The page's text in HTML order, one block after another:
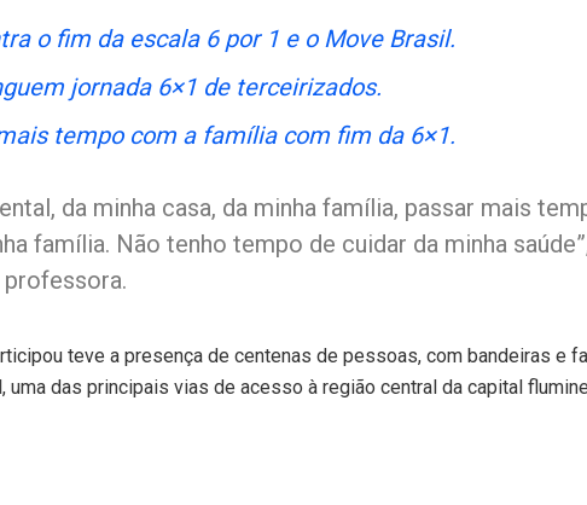
o fim da escala 6 por 1 e o Move Brasil.
jornada 6×1 de terceirizados.
tempo com a família com fim da 6×1.
da minha casa, da minha família, passar mais
família. Não tenho tempo de cuidar da minha
teve a presença de centenas de pessoas, com bandeiras e
das principais vias de acesso à região central da capital